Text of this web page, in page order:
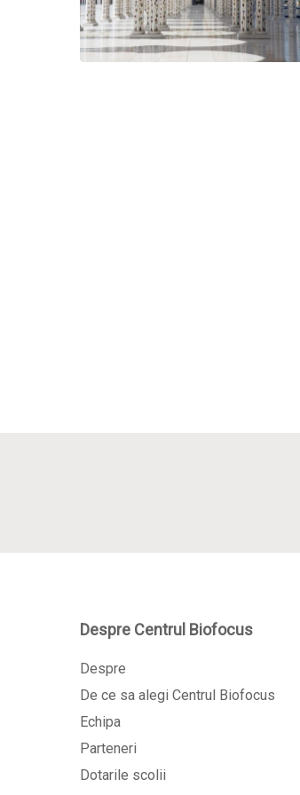
Despre Centrul Biofocus
Despre
De ce sa alegi Centrul Biofocus
Echipa
Parteneri
Dotarile scolii